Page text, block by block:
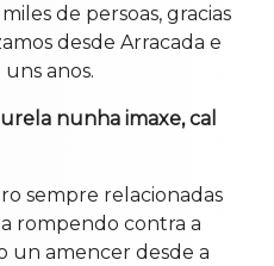
de persoas, gracias
desde Arracada e
anos.
nunha imaxe, cal
sempre relacionadas
rompendo contra a
un amencer desde a